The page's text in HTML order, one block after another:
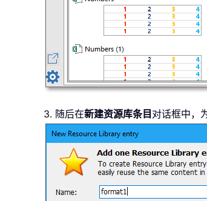
3. 随后在新建资源库条目 对话框中，